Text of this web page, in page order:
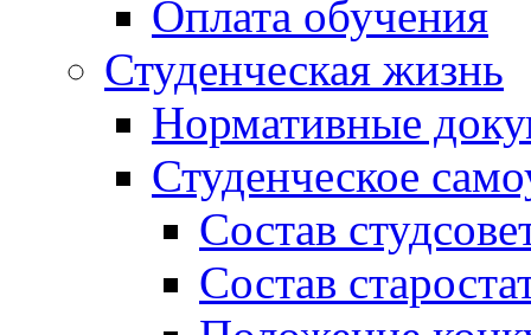
Оплата обучения
Студенческая жизнь
Нормативные
Студенческое
Состав
Состав